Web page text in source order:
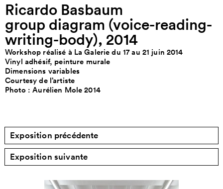
Ricardo Basbaum
group diagram (voice-reading-
writing-body), 2014
Workshop réalisé à La Galerie du 17 au 21 juin 2014
Vinyl adhésif, peinture murale
Dimensions variables
Courtesy de l’artiste
Photo : Aurélien Mole 2014
Exposition précédente
Exposition suivante